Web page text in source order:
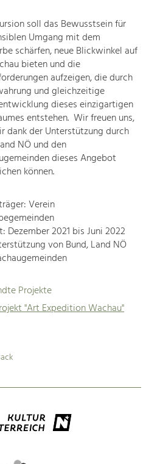
soll das Bewusstsein für
Umgang mit dem
schärfen, neue Blickwinkel auf
bieten und die
aufzeigen, die durch
und gleichzeitige
dieses einzigartigen
entstehen. Wir freuen uns,
dank der Unterstützung durch
NÖ und den
dieses Angebot
können.
Verein
Dezember 2021 bis Juni 2022
von Bund, Land NÖ
Projekte
"Art Expedition Wachau"